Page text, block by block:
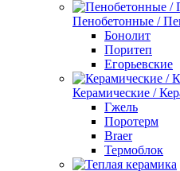
Пенобетонные /
Бонолит
Поритеп
Егорьевские
Керамические /
Гжель
Поротерм
Braer
Термоблок